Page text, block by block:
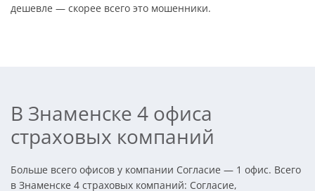
дешевле — скорее всего это мошенники.
В Знаменске 4 офиса
страховых компаний
Больше всего офисов у компании Согласие — 1 офис. Всего
в Знаменске 4 страховых компаний: Согласие,